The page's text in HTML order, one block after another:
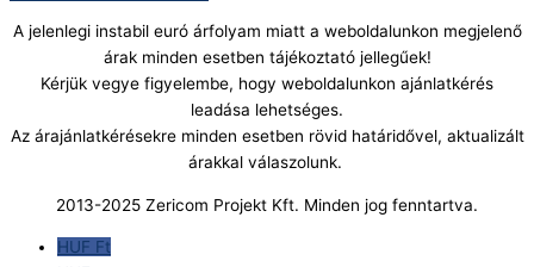
A jelenlegi instabil euró árfolyam miatt a weboldalunkon megjelenő
árak minden esetben tájékoztató jellegűek!
Kérjük vegye figyelembe, hogy weboldalunkon ajánlatkérés
leadása lehetséges.
Az árajánlatkérésekre minden esetben rövid határidővel, aktualizált
árakkal válaszolunk.
2013-2025 Zericom Projekt Kft. Minden jog fenntartva.
HUF Ft